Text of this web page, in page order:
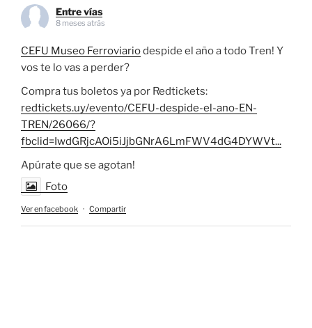
Entre vías
8 meses atrás
CEFU Museo Ferroviariodespide el año a todo Tren! Y
vos te lo vas a perder?
Compra tus boletos ya por Redtickets:
redtickets.uy/evento/CEFU-despide-el-ano-EN-
TREN/26066/?
fbclid=IwdGRjcAOi5iJjbGNrA6LmFWV4dG4DYWVt...
Apúrate que se agotan!
Foto
Ver en facebook · Compartir